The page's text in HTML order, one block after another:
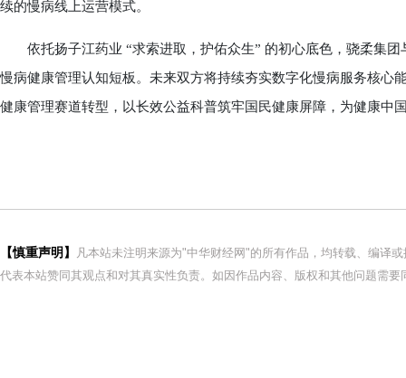
续的慢病线上运营模式。
依托扬子江药业 “求索进取，护佑众生” 的初心底色，骁柔集团
慢病健康管理认知短板。未来双方将持续夯实数字化慢病服务核心
健康管理赛道转型，以长效公益科普筑牢国民健康屏障，为健康中
【慎重声明】
凡本站未注明来源为"中华财经网"的所有作品，均转载、编译
代表本站赞同其观点和对其真实性负责。如因作品内容、版权和其他问题需